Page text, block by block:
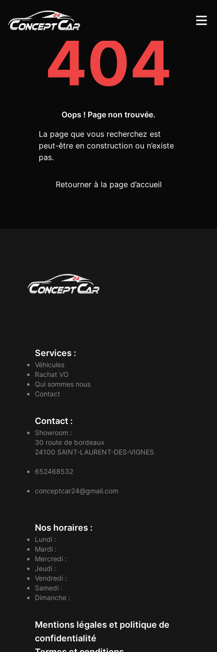
404
Oops ! Page non trouvée.
La page que vous recherchez est
peut-être en construction ou n’existe
pas.
Retourner à la page d’accueil
Services :
Véhicules
Rachat VO
Qui sommes nous
Contact
Contact :
Showroom :
30 route de bordeaux
24100 SAINT-LAURENT-DES-VIGNES
652468532
conceptcar24@gmail.com
Nos horaires :
Lundi :
Mardi :
Mercredi :
Jeudi :
Vendredi :
Samedi :
Dimanche :
Mentions légales et politique de
confidentialité